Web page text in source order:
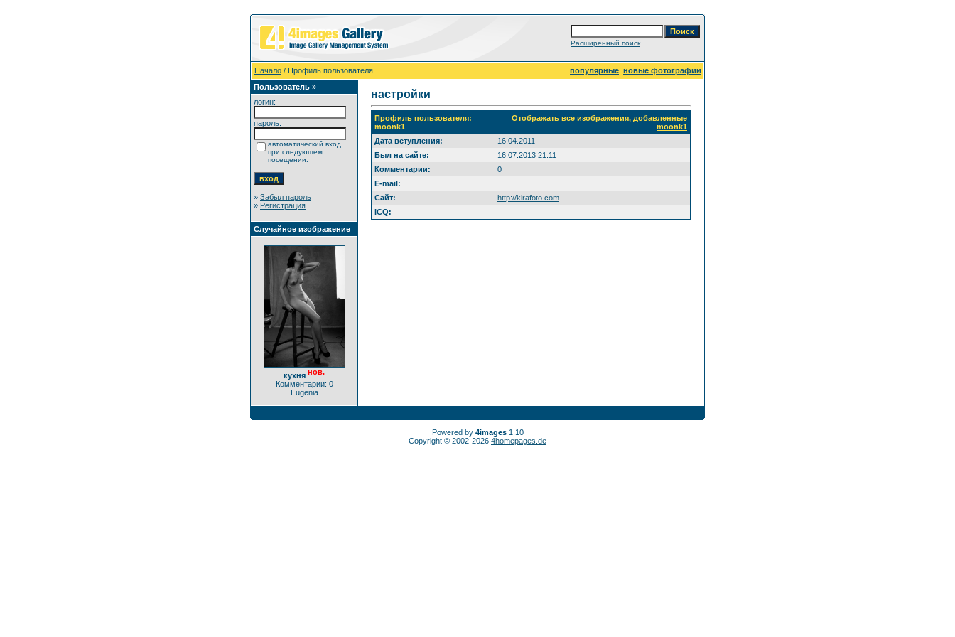
Расширенный поиск
Начало / Профиль пользователя популярные новые фотографии
Пользователь »
логин:
пароль:
автоматический вход
при следующем
посещении.
» Забыл пароль
» Регистрация
Случайное изображение
кухня нов.
Комментарии: 0
Eugenia
настройки
Профиль пользователя:
moonk1
Отображать все изображения, добавленные
moonk1
Дата вступления:
16.04.2011
Был на сайте:
16.07.2013 21:11
Комментарии:
0
E-mail:
Сайт:
http://kirafoto.com
ICQ:
Powered by 4images1.10
Copyright © 2002-2026 4homepages.de